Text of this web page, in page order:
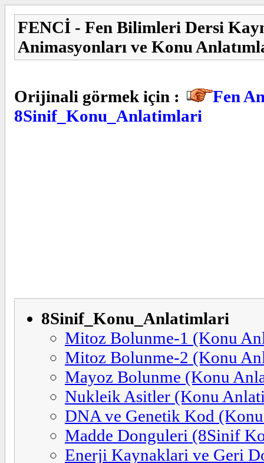
FENCİ - Fen Bilimleri Dersi
Animasyonları ve Konu
Orijinali görmek için :
Fen
8Sinif_Konu_Anlatimlari
8Sinif_Konu_Anlatimlari
Mitoz Bolunme-1 (Konu
Mitoz Bolunme-2 (Konu
Mayoz Bolunme (Konu
Nukleik Asitler (Konu
DNA ve Genetik Kod
Madde Donguleri (8Sinif
Enerji Kaynaklari ve Geri